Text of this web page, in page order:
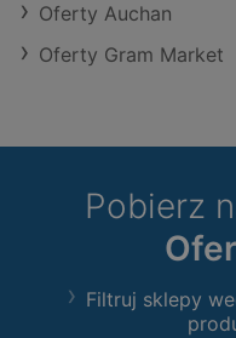
Oferty Auchan
Oferty Gram Market
Pobierz
Filtruj sklepy